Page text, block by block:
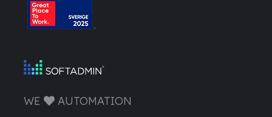
WE AUTOMATION